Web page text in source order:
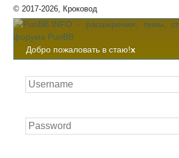
© 2017-2026, Кроковод
Добро пожаловать в стаю!x